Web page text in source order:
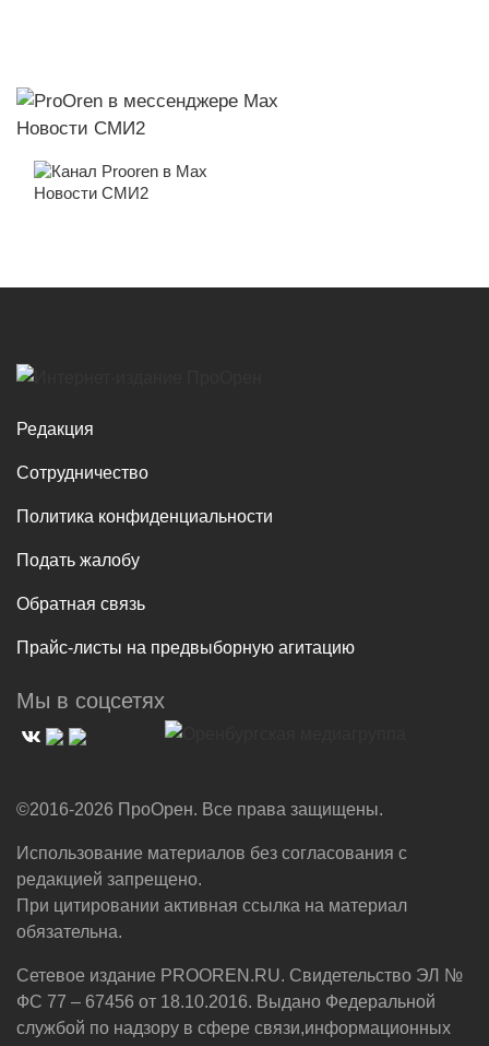
Новости СМИ2
Новости СМИ2
Редакция
Сотрудничество
Политика конфиденциальности
Подать жалобу
Обратная связь
Прайс-листы на предвыборную агитацию
Мы в соцсетях
©2016-2026 ПроОрен. Все права защищены.
Использование материалов без согласования с
редакцией запрещено.
При цитировании активная ссылка на материал
обязательна.
Сетевое издание PROOREN.RU. Свидетельство ЭЛ №
ФС 77 – 67456 от 18.10.2016. Выдано Федеральной
службой по надзору в сфере связи,информационных